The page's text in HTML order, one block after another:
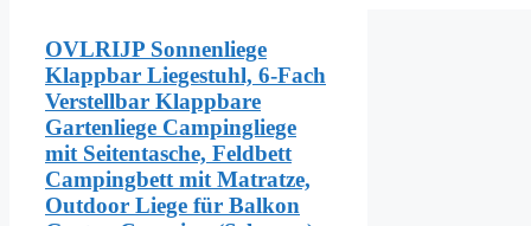
OVLRIJP Sonnenliege
Klappbar Liegestuhl, 6-Fach
Verstellbar Klappbare
Gartenliege Campingliege
mit Seitentasche, Feldbett
Campingbett mit Matratze,
Outdoor Liege für Balkon